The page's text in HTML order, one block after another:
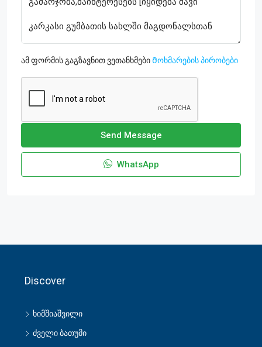
ამ ფორმის გაგზავნით ვეთანხმები Მოხმარების პირობები
Send Message
WhatsApp
Discover
ხიმშიაშვილი
ძველი ბათუმი